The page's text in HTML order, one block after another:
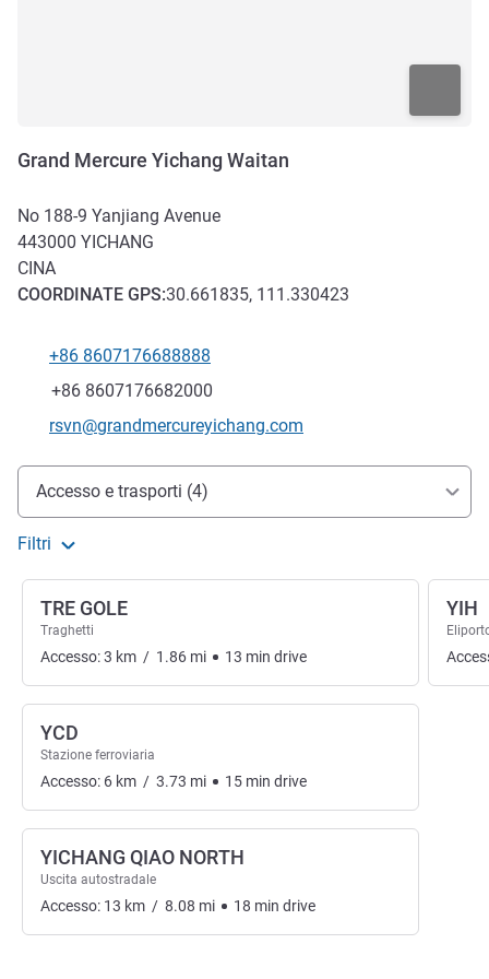
Grand Mercure Yichang Waitan
No 188-9 Yanjiang Avenue
443000 YICHANG
CINA
COORDINATE GPS:30.661835, 111.330423
Telefono
+86 8607176688888
Fax
+86 8607176682000
E-mail di contatto
rsvn@grandmercureyichang.com
Accesso e trasporti
Accesso e trasporti (4)
Filtri
TRE GOLE
Traghetti
Accesso:3 km / 1.86 mi 13 min drive
YCD
Stazione ferroviaria
Accesso: 6 km / 3.73 mi 15 min drive
YICHANG QIAO NORTH
Uscita autostradale
Accesso: 13 km / 8.08 mi 18 min drive
YIH